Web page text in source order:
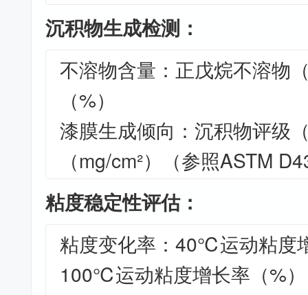
沉积物生成检测：
不溶物含量：正戊烷不溶物
（%）
漆膜生成倾向：沉积物评级
（mg/cm²）（参照ASTM
粘度稳定性评估：
粘度变化率：40℃运动粘度
100℃运动粘度增长率（%）